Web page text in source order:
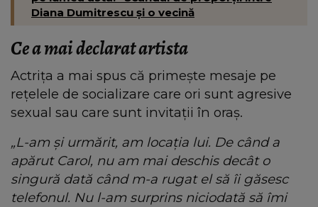
Diana Dumitrescu și o vecină
Ce a mai declarat artista
Actrița a mai spus că primește mesaje pe
rețelele de socializare care ori sunt agresive
sexual sau care sunt invitații în oraș.
„L-am și urmărit, am locația lui. De când a
apărut Carol, nu am mai deschis decât o
singură dată când m-a rugat el să îi găsesc
telefonul. Nu l-am surprins niciodată să îmi